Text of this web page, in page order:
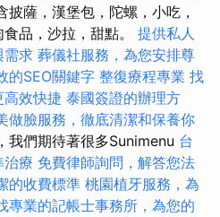
薩，漢堡包，陀螺，小吃，
品，沙拉，甜點。 提供私人
需求 葬儀社服務，為您安排尊
的SEO關鍵字 整復療程專業 找
效快捷 泰國簽證的辦理方
做臉服務，徹底清潔和保養你
我們期待著很多Sunimenu 台
治療 免費律師詢問，解答您法
的收費標準 桃園植牙服務，為
專業的記帳士事務所，為您的